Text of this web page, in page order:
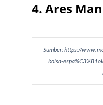
4. Ares
Sumber: https://
bolsa-